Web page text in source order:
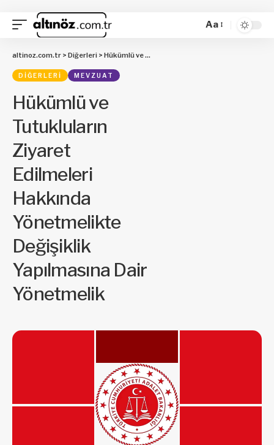
Aa
altinoz.com.tr > Diğerleri > Hükümlü ve Tutukluların Ziyaret Edilmeleri Hakkında Yönetmelikte Değişiklik Yapılmasına Dair Yönetmelik
DIĞERLERI MEVZUAT
Hükümlü ve
Tutukluların
Ziyaret
Edilmeleri
Hakkında
Yönetmelikte
Değişiklik
Yapılmasına Dair
Yönetmelik